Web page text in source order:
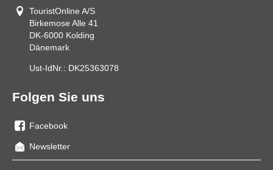
TouristOnline A/S
Birkemose Alle 41
DK-6000 Kolding
Dänemark
Ust-IdNr.: DK25363078
Folgen Sie uns
Sie
uns
Facebook
Newsletter